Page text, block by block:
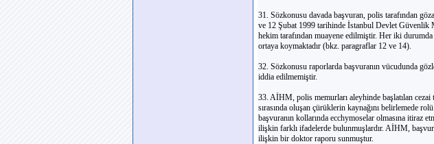
31. Sözkonusu davada başvuran, polis tarafından
ve 12 Şubat 1999 tarihinde İstanbul Devlet Güvenlik
hekim tarafından muayene edilmiştir. Her iki
ortaya koymaktadır (bkz. paragraflar 12 ve 14).
32. Sözkonusu raporlarda başvuranın vücudunda
iddia edilmemiştir.
33. AİHM, polis memurları aleyhinde başlatılan cezai
sırasında oluşan çürüklerin kaynağını belirlemede
başvuranın kollarında ecchymoselar olmasına itiraz
ilişkin farklı ifadelerde bulunmuşlardır. AİHM,
ilişkin bir doktor raporu sunmuştur.